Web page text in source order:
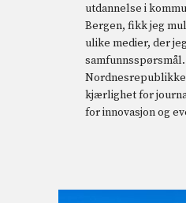
utdannelse i
Bergen, fikk jeg
ulike medier, der
kjærlighet for
for innovasjon og